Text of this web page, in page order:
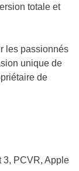
totale et
les passionnés
unique de
de
3, PCVR, Apple